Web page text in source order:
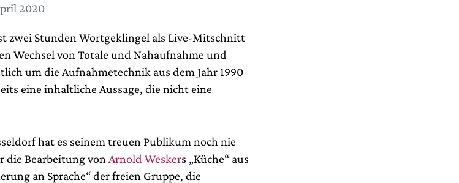
2020
zwei Stunden Wortgeklingel als Live-Mitschnitt
Wechsel von Totale und Nahaufnahme und
um die Aufnahmetechnik aus dem Jahr 1990
eine inhaltliche Aussage, die nicht eine
hat es seinem treuen Publikum noch nie
die Bearbeitung von Arnold Weskers „Küche“ aus
an Sprache“ der freien Gruppe, die